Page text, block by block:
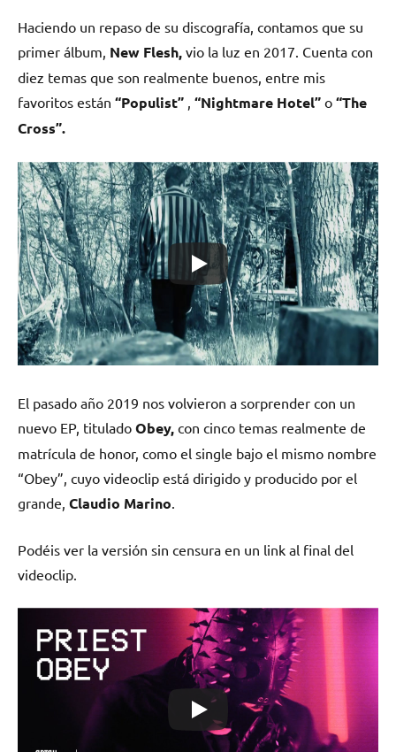
Haciendo un repaso de su discografía, contamos que su
primer álbum, New Flesh, vio la luz en 2017. Cuenta con
diez temas que son realmente buenos, entre mis
favoritos están “Populist” , “Nightmare Hotel” o “The
Cross”.
El pasado año 2019 nos volvieron a sorprender con un
nuevo EP, titulado Obey, con cinco temas realmente de
matrícula de honor, como el single bajo el mismo nombre
“Obey”, cuyo videoclip está dirigido y producido por el
grande, Claudio Marino
Podéis ver la versión sin censura en un link al final del
videoclip.